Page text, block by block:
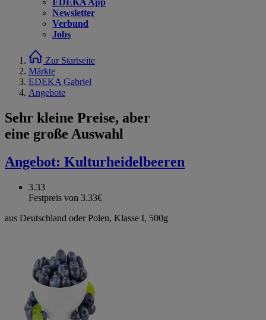
EDEKA App
Newsletter
Verbund
Jobs
Zur Startseite
Märkte
EDEKA Gabriel
Angebote
Sehr kleine Preise, aber
eine große Auswahl
Angebot: Kulturheidelbeeren
3.33
Festpreis von 3.33€
aus Deutschland oder Polen, Klasse I, 500g